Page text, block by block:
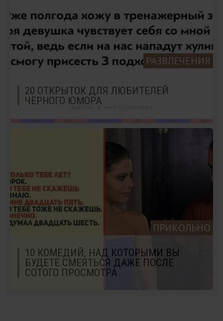
РАЗВЛЕЧЕНИЯ
20 ОТКРЫТОК ДЛЯ ЛЮБИТЕЛЕЙ
ЧЁРНОГО ЮМОРА
ПРИКОЛЬНО
10 КОМЕДИЙ, НАД КОТОРЫМИ ВЫ
БУДЕТЕ СМЕЯТЬСЯ ДАЖЕ ПОСЛЕ
СОТОГО ПРОСМОТРА